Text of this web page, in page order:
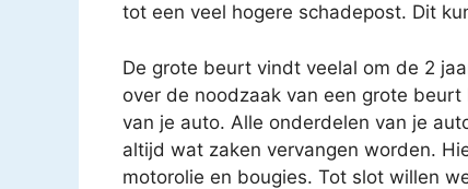
tot een veel hogere schadepost. Dit
De grote beurt vindt veelal om de 2
over de noodzaak van een grote
van je auto. Alle onderdelen van je
altijd wat zaken vervangen worden.
motorolie en bougies. Tot slot willen